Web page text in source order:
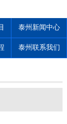
泰州新闻中心
泰州联系我们